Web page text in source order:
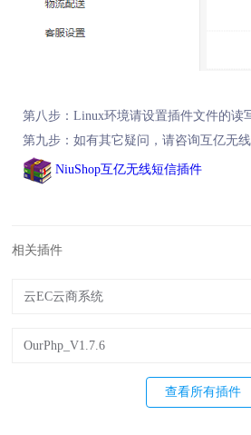
第八步：Linux环境请设置插件文件的读
第九步：如有其它疑问，请咨询互亿无线
NiuShop互亿无线短信插件
相关插件
云EC云商系统
OurPhp_V1.7.6
查看所有插件